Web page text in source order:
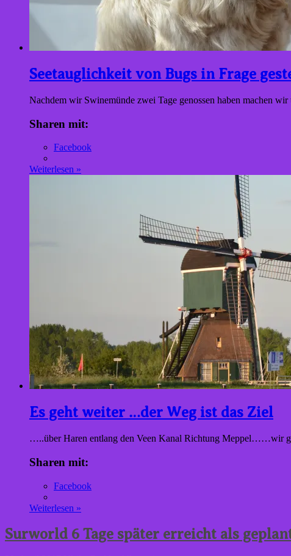
Seetauglichkeit von Bugs in Frage
Nachdem wir Swinemünde zwei Tage genossen haben machen wir
Sharen mit:
Facebook
Weiterlesen »
Es geht weiter …der Weg ist das Ziel
…..über Haren entlang den Veen Kanal Richtung Meppel……wir
Sharen mit:
Facebook
Weiterlesen »
Surworld 6 Tage später erreicht als